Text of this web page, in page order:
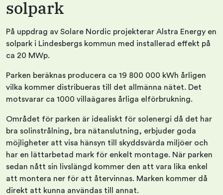
solpark
På uppdrag av Solare Nordic projekterar Alstra Energy en
solpark i Lindesbergs kommun med installerad effekt på
ca 20 MWp.
Parken beräknas producera ca 19 800 000 kWh årligen
vilka kommer distribueras till det allmänna nätet. Det
motsvarar ca 1000 villaägares årliga elförbrukning.
Området för parken är idealiskt för solenergi då det har
bra solinstrålning, bra nätanslutning, erbjuder goda
möjligheter att visa hänsyn till skyddsvärda miljöer och
har en lättarbetad mark för enkelt montage. När parken
sedan nått sin livslängd kommer den att vara lika enkel
att montera ner för att återvinnas. Marken kommer då
direkt att kunna användas till annat.